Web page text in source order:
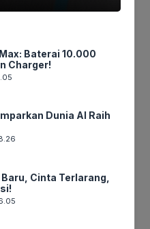
Baterai 10.000
Charger!
Dunia AI Raih
Cinta Terlarang,